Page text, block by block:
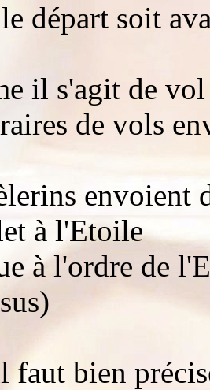
départ soit
il s'agit de
de vols
envoient
à l'Etoile
à l'ordre de
faut bien